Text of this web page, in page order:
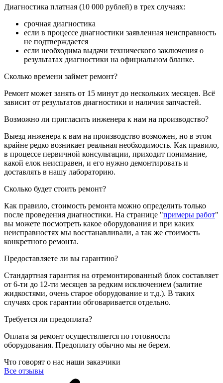
Диагностика платная (10 000 рублей) в трех случаях:
срочная диагностика
если в процессе диагностики заявленная неисправность
не подтверждается
если необходима выдачи технического заключения о
результатах диагностики на официальном бланке.
Сколько времени займет ремонт?
Ремонт может занять от 15 минут до нескольких месяцев. Всё
зависит от результатов диагностики и наличия запчастей.
Возможно ли пригласить инженера к нам на производство?
Выезд инженера к вам на производство возможен, но в этом
крайне редко возникает реальная необходимость. Как правило,
в процессе первичной консультации, приходит понимание,
какой елок неисправен, и его нужно демонтировать и
доставлять в нашу лабораторию.
Сколько будет стоить ремонт?
Как правило, стоимость ремонта можно определить только
после проведения диагностики. На странице "примеры работ"
вы можете посмотреть какое оборудования и при каких
неисправностях мы восстанавливали, а так же стоимость
конкретного ремонта.
Предоставляете ли вы гарантию?
Стандартная гарантия на отремонтированный блок составляет
от 6-ти до 12-ти месяцев за редким исключением (залитие
жидкостями, очень старое оборудование и т.д.). В таких
случаях срок гарантии обговаривается отдельно.
Требуется ли предоплата?
Оплата за ремонт осуществляется по готовности
оборудования. Предоплату обычно мы не берем.
Что говорят о нас наши заказчики
Все отзывы